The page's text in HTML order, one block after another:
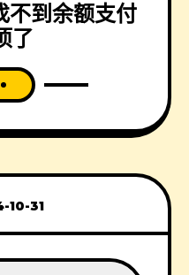
不到余额支付
了
10-31